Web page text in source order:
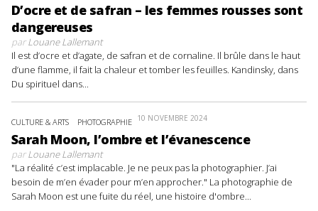
D’ocre et de safran – les femmes rousses sont
dangereuses
parLouane Lallemant
Il est d’ocre et d’agate, de safran et de cornaline. Il brûle dans le haut
d’une flamme, il fait la chaleur et tomber les feuilles. Kandinsky, dans
Du spirituel dans...
CULTURE & ARTS PHOTOGRAPHIE 10 NOVEMBRE 2024
Sarah Moon, l’ombre et l’évanescence
parLouane Lallemant
"La réalité c’est implacable. Je ne peux pas la photographier. J’ai
besoin de m’en évader pour m’en approcher." La photographie de
Sarah Moon est une fuite du réel, une histoire d'ombre...